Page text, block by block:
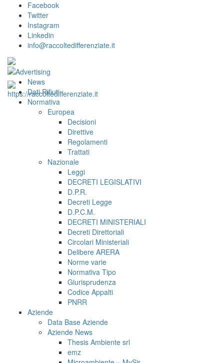
Facebook
Twitter
Instagram
Linkedin
info@raccoltedifferenziate.it
News
Dati Rifiuti
Normativa
Europea
Decisioni
Direttive
Regolamenti
Trattati
Nazionale
Leggi
DECRETI LEGISLATIVI
D.P.R.
Decreti Legge
D.P.C.M.
DECRETI MINISTERIALI
Decreti Direttoriali
Circolari Ministeriali
Delibere ARERA
Norme varie
Normativa Tipo
Giurisprudenza
Codice Appalti
PNRR
Aziende
Data Base Aziende
Aziende News
Thesis Ambiente srl
emz